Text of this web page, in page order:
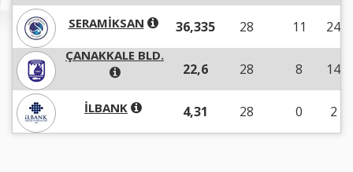
SERAMİKSAN 36,335 28 11 24
ÇANAKKALE BLD.
22,6 28 8 14
İLBANK 4,31 28 0 2